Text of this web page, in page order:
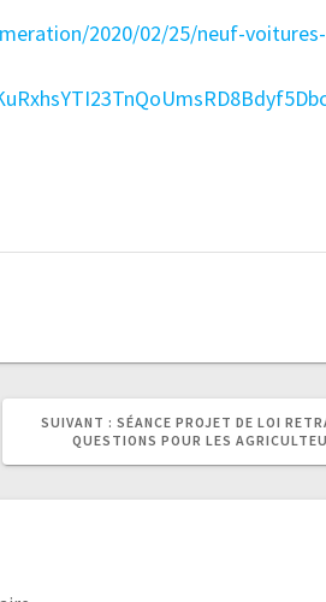
2020/02/25/neuf-voitures-
SUIVANT : SÉANCE PROJET DE LOI
QUESTIONS POUR LES